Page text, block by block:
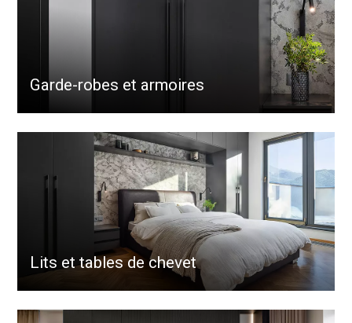
Garde-robes et armoires
Lits et tables de chevet